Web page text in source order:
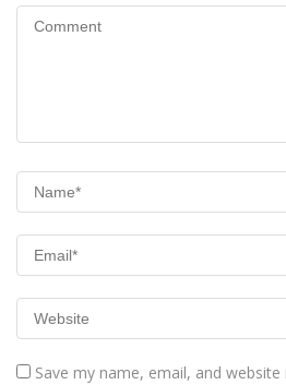
Save my name, email, and